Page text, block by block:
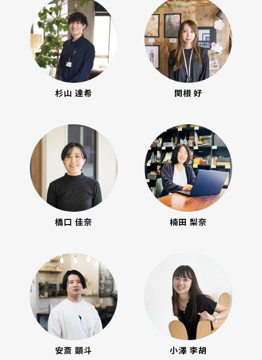
杉山 達希 関根 好
橋口 佳奈 楠田 梨奈
安斎 顕斗 小澤 李胡